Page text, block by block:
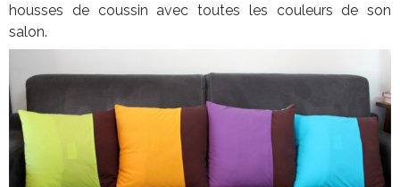
housses de coussin avec toutes les couleurs de son
salon.